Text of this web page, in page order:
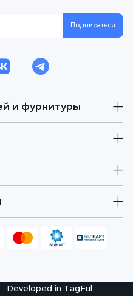
и фурнитуры
Developed in TagFul